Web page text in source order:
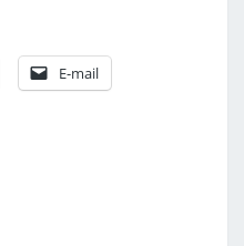
E-mail